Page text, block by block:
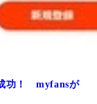
功！ myfansが